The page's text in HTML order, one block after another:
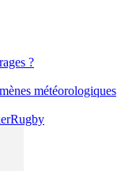
?
météorologiques
Rugby